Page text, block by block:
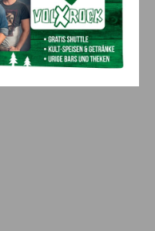
unersetzbar“ –
Abschied